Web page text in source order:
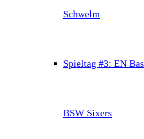
Schwelm
Spieltag #3: EN
BSW Sixers